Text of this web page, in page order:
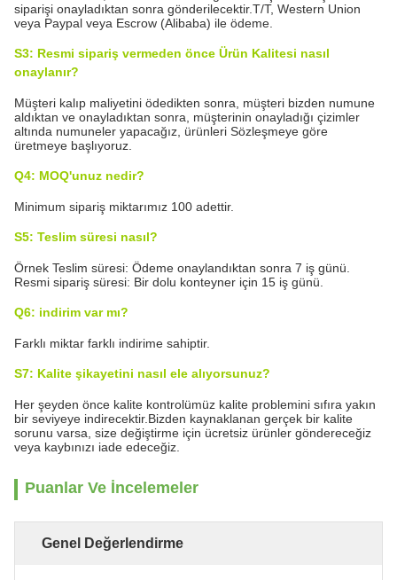
siparişi onayladıktan sonra gönderilecektir.T/T, Western Union
veya Paypal veya Escrow (Alibaba) ile ödeme.
S3: Resmi sipariş vermeden önce Ürün Kalitesi nasıl
onaylanır?
Müşteri kalıp maliyetini ödedikten sonra, müşteri bizden numune
aldıktan ve onayladıktan sonra, müşterinin onayladığı çizimler
altında numuneler yapacağız, ürünleri Sözleşmeye göre
üretmeye başlıyoruz.
Q4: MOQ'unuz nedir?
Minimum sipariş miktarımız 100 adettir.
S5: Teslim süresi nasıl?
Örnek Teslim süresi: Ödeme onaylandıktan sonra 7 iş günü.
Resmi sipariş süresi: Bir dolu konteyner için 15 iş günü.
Q6: indirim var mı?
Farklı miktar farklı indirime sahiptir.
S7: Kalite şikayetini nasıl ele alıyorsunuz?
Her şeyden önce kalite kontrolümüz kalite problemini sıfıra yakın
bir seviyeye indirecektir.Bizden kaynaklanan gerçek bir kalite
sorunu varsa, size değiştirme için ücretsiz ürünler göndereceğiz
veya kaybınızı iade edeceğiz.
Puanlar Ve İncelemeler
Genel Değerlendirme